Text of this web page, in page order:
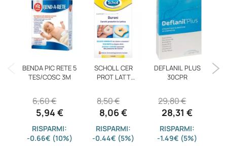
BENDA PIC RETE 5
TES/COSC 3M
5,94 €
6,60 €
RISPARMI:
-0.66€ (10%)
SCHOLL CER
PROT LATT
8,06 €
8,50 €
RISPARMI:
-0.44€ (5%)
DEFLANIL PLUS
30CPR
28,31 €
29,80 €
RISPARMI:
-1.49€ (5%)